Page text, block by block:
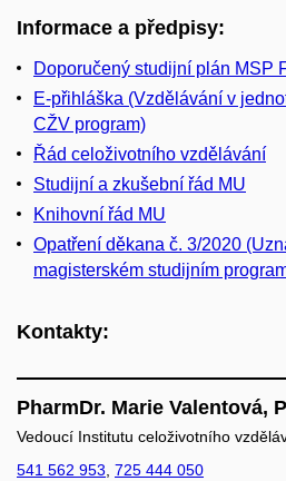
Informace a předpisy:
Doporučený studijní plán MSP
E-přihláška (Vzdělávání v
CŽV program)
Řád celoživotního vzdělávání
Studijní a zkušební řád MU
Knihovní řád MU
Opatření děkana č. 3/2020
magisterském studijním
Kontakty:
PharmDr. Marie Valentová,
Vedoucí Institutu celoživotního
541 562 953 725 444 050